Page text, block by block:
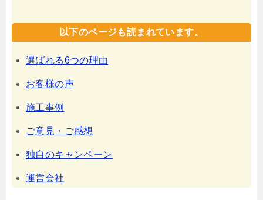
以下のページも読まれています。
選ばれる6つの理由
お客様の声
施工事例
ご意見・ご感想
独自のキャンペーン
運営会社